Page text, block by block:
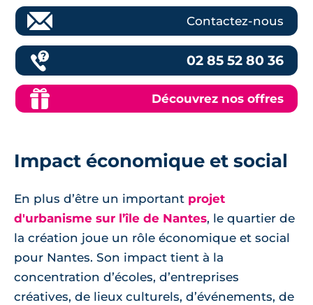
Contactez-nous
02 85 52 80 36
Découvrez nos offres
Impact économique et social
En plus d’être un important projet
d'urbanisme sur l’île de Nantes, le quartier de
la création joue un rôle économique et social
pour Nantes. Son impact tient à la
concentration d’écoles, d’entreprises
créatives, de lieux culturels, d’événements, de